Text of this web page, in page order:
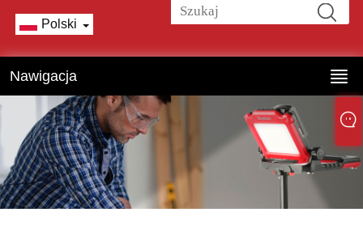
Polski
Nawigacja